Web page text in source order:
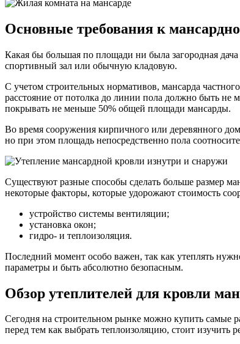
Основные требования к
Какая бы большая по площади ни была загородная
спортивный зал или обычную кладовую.
С учетом строительных нормативов, мансарда
расстояние от потолка до линии пола должно быть
покрывать не меньше 50% общей площади мансарды.
Во время сооружения кирпичного или деревянного
но при этом площадь непосредственно пола
Существуют разные способы сделать больше размер
некоторые факторы, которые удорожают стоимость
устройство системы вентиляции;
установка окон;
гидро- и теплоизоляция.
Последний момент особо важен, так как утеплять
параметры и быть абсолютно безопасным.
Обзор утеплителей для кровли
Сегодня на строительном рынке можно купить самые
перед тем как выбрать теплоизоляцию, стоит